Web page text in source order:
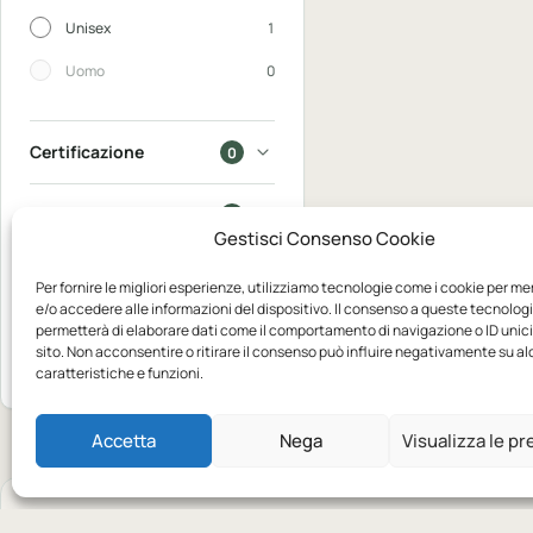
Gestisci Consenso Cookie
Per fornire le migliori esperienze, utilizziamo tecnologie come i cookie per
e/o accedere alle informazioni del dispositivo. Il consenso a queste
permetterà di elaborare dati come il comportamento di navigazione o ID
sito. Non acconsentire o ritirare il consenso può influire negativamente su
caratteristiche e funzioni.
Accetta Nega Visualizza le
Unisex 1
Uomo 0
Certificazione 0
Disponibili
Mostra 1
prodotto
Azzera